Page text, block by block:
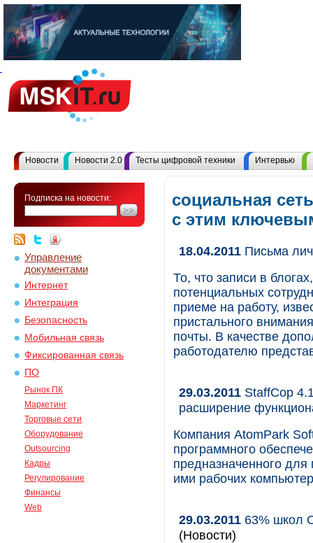
Новости Новости 2.0 Тесты цифровой техники Интервью
Подписка на новости:
Управление
документами
Интернет
Интеграция
Безопасность
Мобильная связь
Фиксированная связь
ПО
Рынок ПК
Маркетинг
Торговые сети
Оборудование
Outsourcing
Кадры
Регулирование
Финансы
Web
социальная
с этим
18.04.2011 Письма
То, что записи в
потенциальных
приеме на работу,
пристального
почты. В качестве
работодателю
29.03.2011 StaffCop
расширение
Компания AtomPark
программного
предназначенного для
ими рабочих
29.03.2011 63% школ
(Новости)